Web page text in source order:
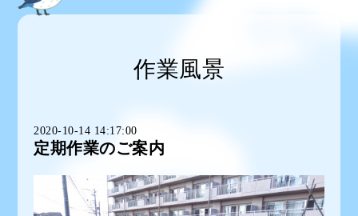
作業風景
2020-10-14 14:17:00
定期作業のご案内